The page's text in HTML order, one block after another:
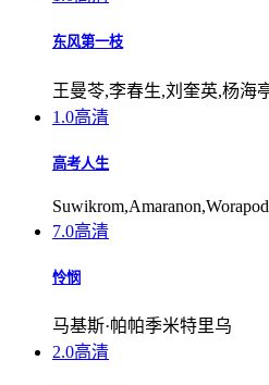
东风第一枝
王曼苓,李春生,刘奎英,杨海
1.0高清
高考人生
7.0高清
怜悯
马基斯·帕帕季米特里乌
2.0高清